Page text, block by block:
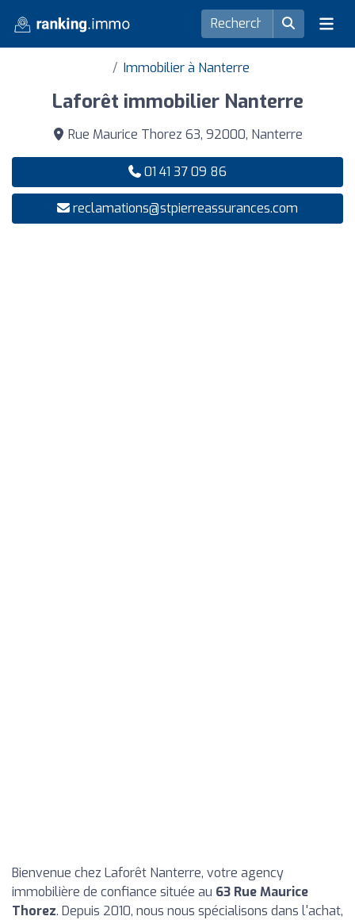
Immobilier à Nanterre
Laforêt immobilier Nanterre
Rue Maurice Thorez 63, 92000, Nanterre
01 41 37 09 86
reclamations@stpierreassurances.com
Bienvenue chez Laforêt Nanterre, votre agency
immobilière de confiance située au 63 Rue Maurice
Thorez. Depuis 2010, nous nous spécialisons dans l'achat,